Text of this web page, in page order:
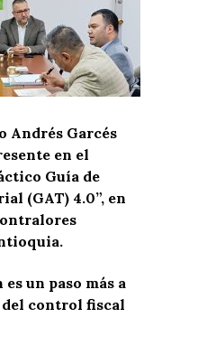
Andrés Garcés
en el
Guía de
(GAT) 4.0”, en
un paso más a
control fiscal